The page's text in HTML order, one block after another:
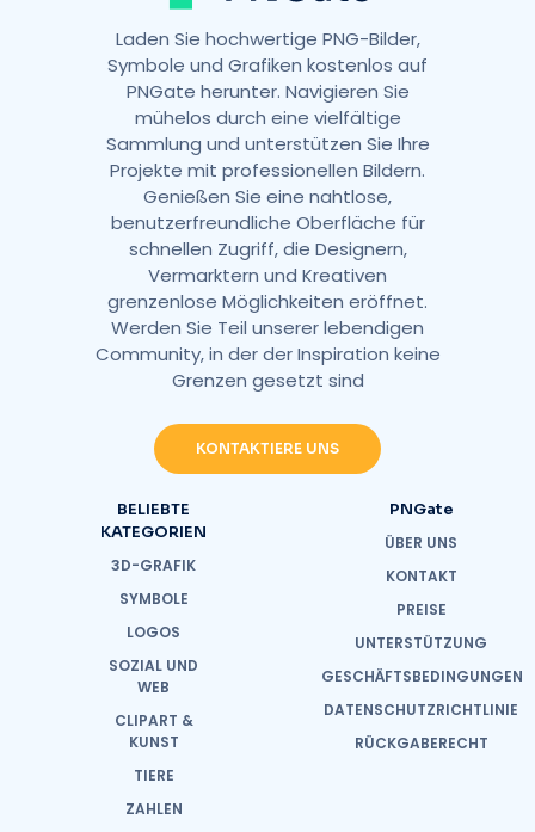
Laden Sie hochwertige PNG-Bilder,
Symbole und Grafiken kostenlos auf
PNGate herunter. Navigieren Sie
mühelos durch eine vielfältige
Sammlung und unterstützen Sie Ihre
Projekte mit professionellen Bildern.
Genießen Sie eine nahtlose,
benutzerfreundliche Oberfläche für
schnellen Zugriff, die Designern,
Vermarktern und Kreativen
grenzenlose Möglichkeiten eröffnet.
Werden Sie Teil unserer lebendigen
Community, in der der Inspiration keine
Grenzen gesetzt sind
KONTAKTIERE UNS
BELIEBTE
KATEGORIEN
3D-GRAFIK
SYMBOLE
LOGOS
SOZIAL UND
WEB
CLIPART &
KUNST
TIERE
ZAHLEN
PNGate
ÜBER UNS
KONTAKT
PREISE
UNTERSTÜTZUNG
GESCHÄFTSBEDINGUNGEN
DATENSCHUTZRICHTLINIE
RÜCKGABERECHT